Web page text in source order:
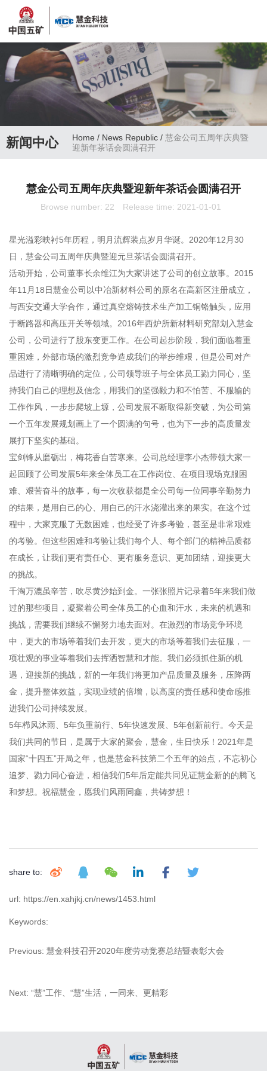
新闻中心 Home/ News Republic /慧金公司五周年庆典暨
迎新年茶话会圆满召开
慧金公司五周年庆典暨迎新年茶话会圆满召开
Browse number: 22 Release time: 2021-01-01
星光溢彩映衬5年历程，明月流辉装点岁月华诞。2020年12月30
日，慧金公司五周年庆典暨迎元旦茶话会圆满召开。
活动开始，公司董事长余维江为大家讲述了公司的创立故事。2015
年11月18日慧金公司以中冶新材料公司的原名在高新区注册成立，
与西安交通大学合作，通过真空熔铸技术生产加工铜铬触头，应用
于断路器和高压开关等领域。2016年西炉所新材料研究部划入慧金
公司，公司进行了股东变更工作。在公司起步阶段，我们面临着重
重困难，外部市场的激烈竞争造成我们的举步维艰，但是公司对产
品进行了清晰明确的定位，公司领导班子与全体员工勠力同心，坚
持我们自己的理想及信念，用我们的坚强毅力和不怕苦、不服输的
工作作风，一步步爬坡上塬，公司发展不断取得新突破，为公司第
一个五年发展规划画上了一个圆满的句号，也为下一步的高质量发
展打下坚实的基础。
宝剑锋从磨砺出，梅花香自苦寒来。公司总经理李小杰带领大家一
起回顾了公司发展5年来全体员工在工作岗位、在项目现场克服困
难、艰苦奋斗的故事，每一次收获都是全公司每一位同事辛勤努力
的结果，是用自己的心、用自己的汗水浇灌出来的果实。在这个过
程中，大家克服了无数困难，也经受了许多考验，甚至是非常艰难
的考验。但这些困难和考验让我们每个人、每个部门的精神品质都
在成长，让我们更有责任心、更有服务意识、更加团结，迎接更大
的挑战。
千淘万漉虽辛苦，吹尽黄沙始到金。一张张照片记录着5年来我们做
过的那些项目，凝聚着公司全体员工的心血和汗水，未来的机遇和
挑战，需要我们继续不懈努力地去面对。在激烈的市场竞争环境
中，更大的市场等着我们去开发，更大的市场等着我们去征服，一
项壮观的事业等着我们去挥洒智慧和才能。我们必须抓住新的机
遇，迎接新的挑战，新的一年我们将更加产品质量及服务，压降两
金，提升整体效益，实现业绩的倍增，以高度的责任感和使命感推
进我们公司持续发展。
5年栉风沐雨、5年负重前行、5年快速发展、5年创新前行。今天是
我们共同的节日，是属于大家的聚会，慧金，生日快乐！2021年是
国家“十四五”开局之年，也是慧金科技第二个五年的始点，不忘初心
追梦、勠力同心奋进，相信我们5年后定能共同见证慧金新的的腾飞
和梦想。祝福慧金，愿我们风雨同鑫，共铸梦想！
share to:
url: https://en.xahjkj.cn/news/1453.html
Keywords:
Previous: 慧金科技召开2020年度劳动竞赛总结暨表彰大会
Next: “慧”工作、“慧”生活，一同来、更精彩